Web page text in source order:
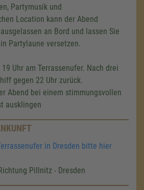
Partymusik und
Location kann der Abend
an Bord und lassen Sie
Partylaune versetzen.
Uhr am Terrassenufer. Nach drei
gegen 22 Uhr zurück.
Abend bei einem stimmungsvollen
ausklingen
in Dresden bitte hier
Pillnitz - Dresden